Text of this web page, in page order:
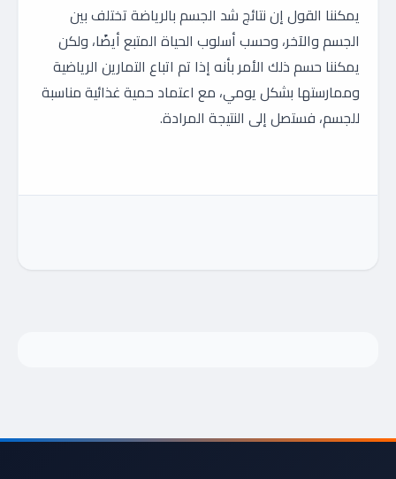
يمكننا القول إن نتائج شد الجسم بالرياضة تختلف بين
الجسم والآخر، وحسب أسلوب الحياة المتبع أيضًا، ولكن
يمكننا حسم ذلك الأمر بأنه إذا تم اتباع التمارين الرياضية
وممارستها بشكل يومي، مع اعتماد حمية غذائية مناسبة
للجسم، فستصل إلى النتيجة المرادة.